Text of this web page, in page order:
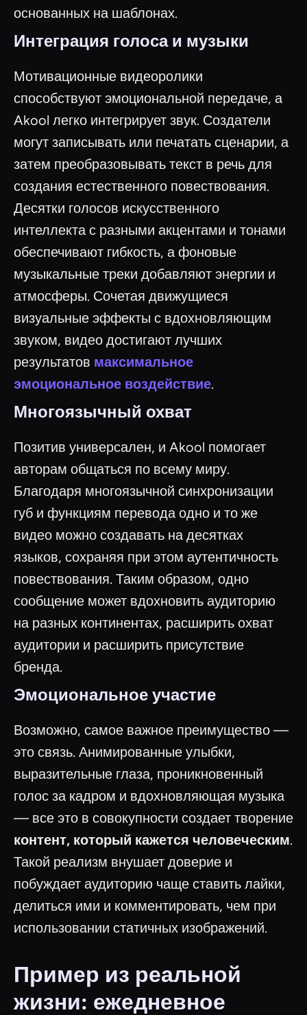
основанных на шаблонах.
Интеграция голоса и музыки
Мотивационные видеоролики
способствуют эмоциональной передаче, а
Akool легко интегрирует звук. Создатели
могут записывать или печатать сценарии, а
затем преобразовывать текст в речь для
создания естественного повествования.
Десятки голосов искусственного
интеллекта с разными акцентами и тонами
обеспечивают гибкость, а фоновые
музыкальные треки добавляют энергии и
атмосферы. Сочетая движущиеся
визуальные эффекты с вдохновляющим
звуком, видео достигают лучших
результатов максимальное
эмоциональное воздействие.
Многоязычный охват
Позитив универсален, и Akool помогает
авторам общаться по всему миру.
Благодаря многоязычной синхронизации
губ и функциям перевода одно и то же
видео можно создавать на десятках
языков, сохраняя при этом аутентичность
повествования. Таким образом, одно
сообщение может вдохновить аудиторию
на разных континентах, расширить охват
аудитории и расширить присутствие
бренда.
Эмоциональное участие
Возможно, самое важное преимущество —
это связь. Анимированные улыбки,
выразительные глаза, проникновенный
голос за кадром и вдохновляющая музыка
— все это в совокупности создает творение
контент, который кажется человеческим.
Такой реализм внушает доверие и
побуждает аудиторию чаще ставить лайки,
делиться ими и комментировать, чем при
использовании статичных изображений.
Пример из реальной
жизни: ежедневное